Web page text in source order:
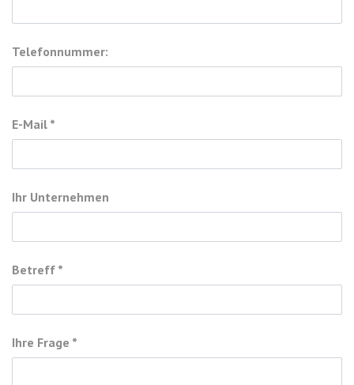
Telefonnummer:
E-Mail
Ihr Unternehmen
Betreff
Ihre Frage